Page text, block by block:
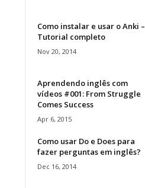
Como instalar e usar o Anki –
Tutorial completo
Nov 20, 2014
Aprendendo inglês com
vídeos #001: From Struggle
Comes Success
Apr 6, 2015
Como usar Do e Does para
fazer perguntas em inglês?
Dec 16, 2014